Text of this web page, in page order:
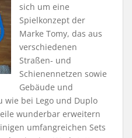
sich um eine
Spielkonzept der
Marke Tomy, das aus
verschiedenen
Straßen- und
Schienennetzen sowie
Gebäude und
wie bei Lego und Duplo
wunderbar erweitern
umfangreichen Sets